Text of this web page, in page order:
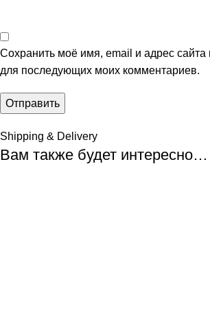
Сохранить моё имя, email и адрес сайта
для последующих моих комментариев.
Shipping & Delivery
Вам также будет интересно…